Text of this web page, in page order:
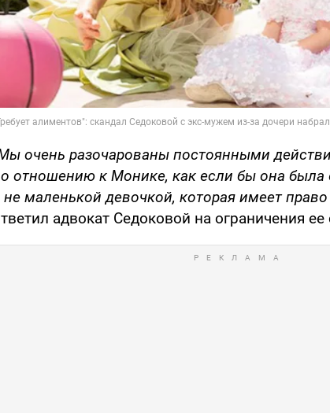
очень разочарованы постоянными
отношению к Монике, как если бы она была
не маленькой девочкой, которая имеет
адвокат Седоковой на ограничения